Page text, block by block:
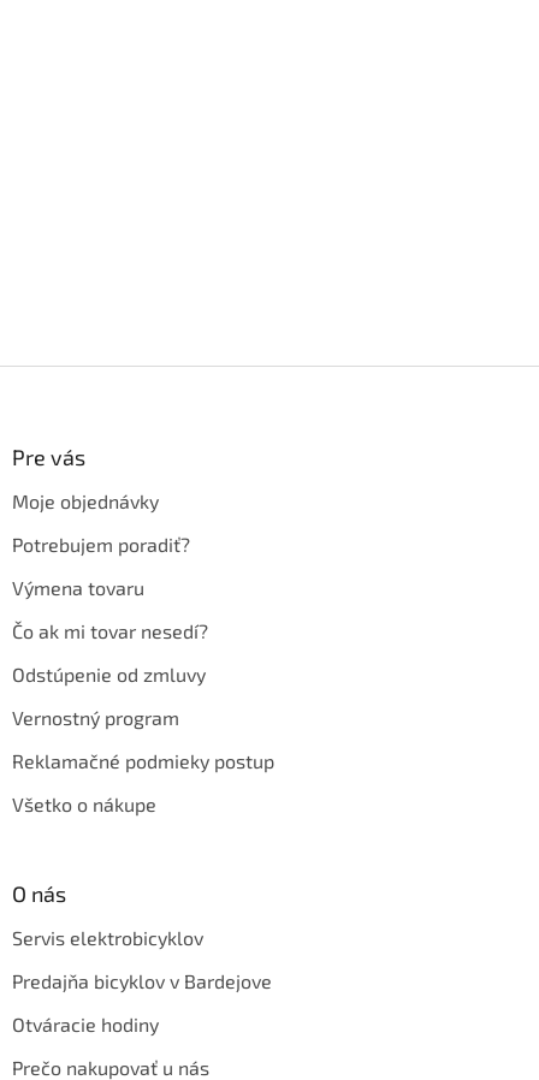
Pre vás
Moje objednávky
Potrebujem poradiť?
Výmena tovaru
Čo ak mi tovar nesedí?
Odstúpenie od zmluvy
Vernostný program
Reklamačné podmieky postup
Všetko o nákupe
O nás
Servis elektrobicyklov
Predajňa bicyklov v Bardejove
Otváracie hodiny
Prečo nakupovať u nás